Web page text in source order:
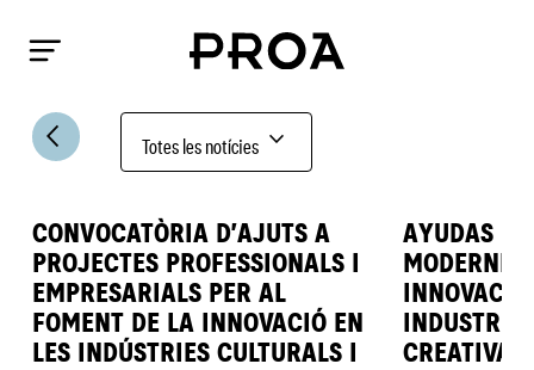
arrow_back_ios Totes les notícies expand_more
CONVOCATÒRIA D’AJUTS A
PROJECTES PROFESSIONALS I
EMPRESARIALS PER AL
FOMENT DE LA INNOVACIÓ EN
LES INDÚSTRIES CULTURALS I
AYUDAS
CREATIVAS